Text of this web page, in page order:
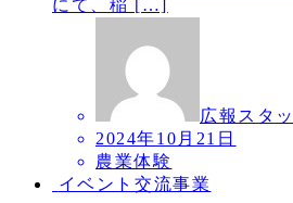
にて、稲 […]
広報スタ
2024年10月21日
農業体験
イベント交流事業